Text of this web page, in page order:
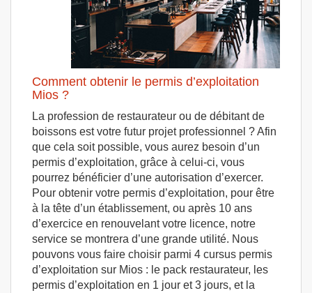
Comment obtenir le permis d’exploitation
Mios ?
La profession de restaurateur ou de débitant de
boissons est votre futur projet professionnel ? Afin
que cela soit possible, vous aurez besoin d’un
permis d’exploitation, grâce à celui-ci, vous
pourrez bénéficier d’une autorisation d’exercer.
Pour obtenir votre permis d’exploitation, pour être
à la tête d’un établissement, ou après 10 ans
d’exercice en renouvelant votre licence, notre
service se montrera d’une grande utilité. Nous
pouvons vous faire choisir parmi 4 cursus permis
d’exploitation sur Mios : le pack restaurateur, les
permis d’exploitation en 1 jour et 3 jours, et la